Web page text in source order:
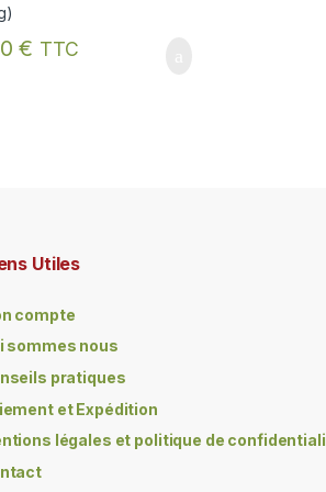
€ TTC
Utiles
compte
sommes nous
pratiques
et Expédition
légales et politique de